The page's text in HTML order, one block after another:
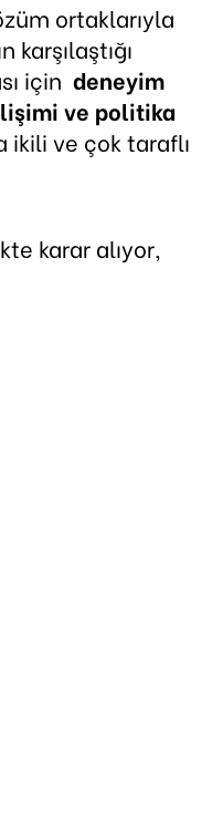
ortaklarıyla
karşılaştığı
için deneyim
ve politika
ikili ve çok taraflı
karar alıyor,